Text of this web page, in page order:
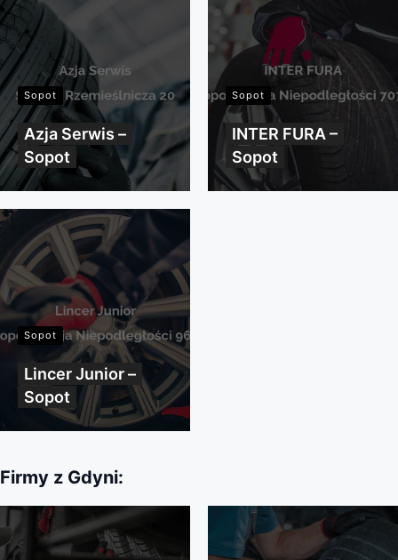
Sopot
Azja Serwis –
Sopot
Sopot
INTER FURA –
Sopot
Sopot
Lincer Junior –
Sopot
Firmy z Gdyni: